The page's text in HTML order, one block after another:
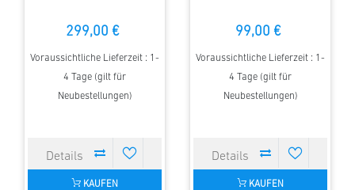
299,00 €
Voraussichtliche Lieferzeit : 1-
4 Tage (gilt für
Neubestellungen)
KAUFEN
99,00 €
Voraussichtliche Lieferzeit : 1-
4 Tage (gilt für
Neubestellungen)
KAUFEN